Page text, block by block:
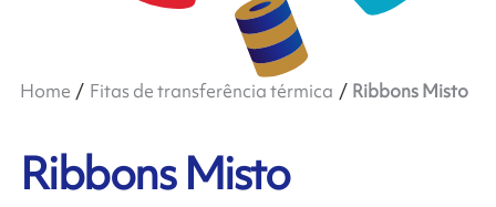
Home Fitas de transferência térmica Ribbons Misto
Ribbons Misto